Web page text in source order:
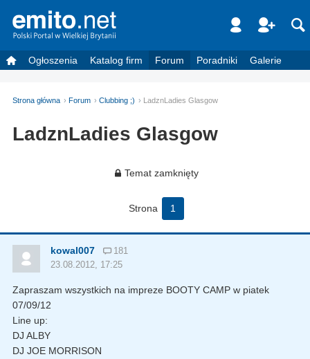
Ogłoszenia Katalog firm Forum Poradniki Galerie
Strona główna Forum Clubbing ;) LadznLadies Glasgow
LadznLadies Glasgow
Temat zamknięty
Strona 1
kowal007
181
23.08.2012, 17:25
Zapraszam wszystkich na impreze BOOTY CAMP w piatek
07/09/12
Line up:
DJ ALBY
DJ JOE MORRISON